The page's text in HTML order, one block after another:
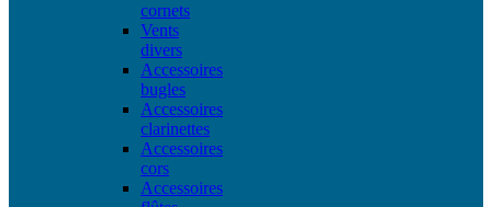
cornets
Vents
divers
Accessoires
bugles
Accessoires
clarinettes
Accessoires
cors
Accessoires